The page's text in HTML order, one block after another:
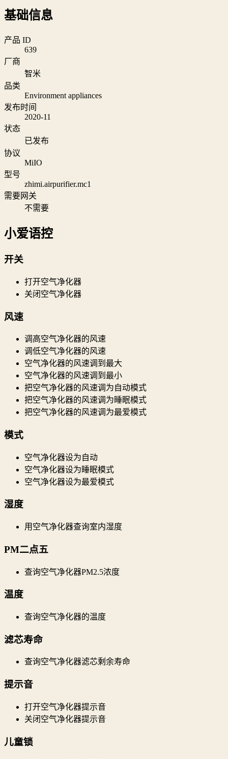
基础信息
产品 ID
639
厂商
智米
品类
Environment appliances
发布时间
2020-11
状态
已发布
协议
MiIO
型号
zhimi.airpurifier.mc1
需要网关
不需要
小爱语控
开关
打开空气净化器
关闭空气净化器
风速
调高空气净化器的风速
调低空气净化器的风速
空气净化器的风速调到最大
空气净化器的风速调到最小
把空气净化器的风速调为自动模式
把空气净化器的风速调为睡眠模式
把空气净化器的风速调为最爱模式
模式
空气净化器设为自动
空气净化器设为睡眠模式
空气净化器设为最爱模式
湿度
用空气净化器查询室内湿度
PM二点五
查询空气净化器PM2.5浓度
温度
查询空气净化器的温度
滤芯寿命
查询空气净化器滤芯剩余寿命
提示音
打开空气净化器提示音
关闭空气净化器提示音
儿童锁